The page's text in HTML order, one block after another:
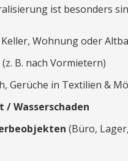
ist besonders
Wohnung oder
(z. B. nach Vormietern)
Gerüche in Textilien &
/ Wasserschaden
(Büro,